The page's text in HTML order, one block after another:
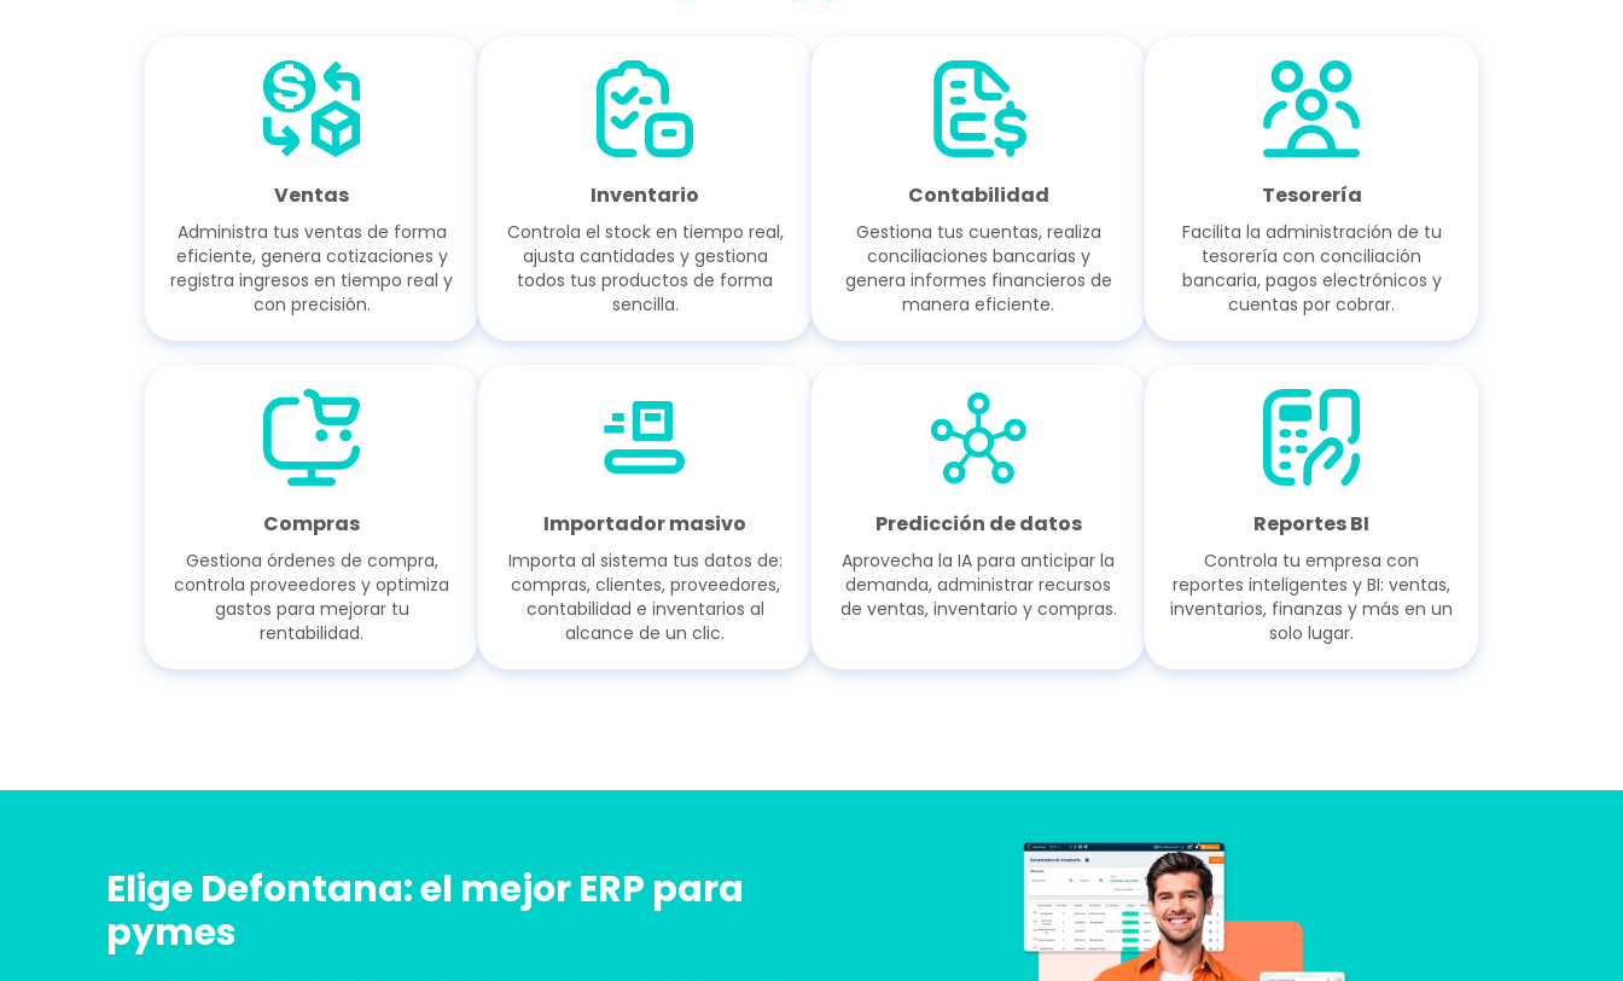
Ventas
Administra tus ventas de forma
eficiente, genera cotizaciones y
registra ingresos en tiempo real y
con precisión.
Inventario
Controla el stock en tiempo real,
ajusta cantidades y gestiona
todos tus productos de forma
sencilla.
Contabilidad
Gestiona tus cuentas, realiza
conciliaciones bancarias y
genera informes financieros de
manera eficiente.
Tesorería
Facilita la administración de tu
tesorería con conciliación
bancaria, pagos electrónicos y
cuentas por cobrar.
Compras
Gestiona órdenes de compra,
controla proveedores y optimiza
gastos para mejorar tu
rentabilidad.
Importador masivo
Importa al sistema tus datos de:
compras, clientes, proveedores,
contabilidad e inventarios al
alcance de un clic.
Predicción de datos
Aprovecha la IA para anticipar la
demanda, administrar recursos
de ventas, inventario y compras.
Reportes BI
Controla tu empresa con
reportes inteligentes y BI: ventas,
inventarios, finanzas y más en un
solo lugar.
Elige Defontana: el mejor ERP para
pymes